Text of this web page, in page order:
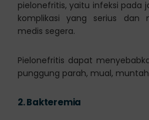
pielonefritis, yaitu infeksi pada
komplikasi yang serius dan
medis segera.
Pielonefritis dapat
punggung parah, mual,
2.Bakteremia